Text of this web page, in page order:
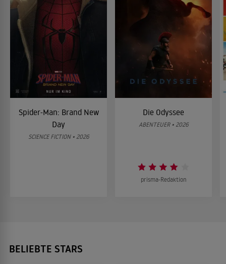
Spider-Man: Brand New
Day
SCIENCE FICTION • 2026
Die Odyssee
ABENTEUER • 2026
prisma-Redaktion
BELIEBTE STARS